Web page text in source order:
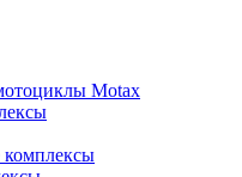
Motax
комплексы